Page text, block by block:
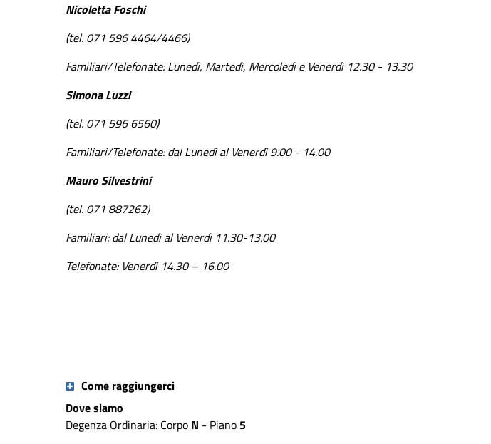
Nicoletta Foschi
(tel. 071 596 4464/4466)
Familiari/Telefonate: Lunedì, Martedì, Mercoledì e Venerdì 12.30 - 13.30
Simona Luzzi
(tel. 071 596 6560)
Familiari/Telefonate: dal Lunedì al Venerdì 9.00 - 14.00
Mauro Silvestrini
(tel. 071 887262)
Familiari: dal Lunedì al Venerdì 11.30-13.00
Telefonate: Venerdì 14.30 – 16.00
Come raggiungerci
Dove siamo
Degenza Ordinaria: Corpo N - Piano5